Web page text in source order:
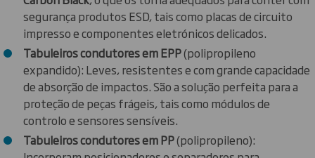
segurança produtos ESD, tais como placas de circuito
impresso e componentes eletrónicos delicados.
Tabuleiros condutores em EPP(polipropileno
expandido): Leves, resistentes e com grande capacidade
de absorção de impactos. São a solução perfeita para a
proteção de peças frágeis, tais como módulos de
controlo e sensores sensíveis.
Tabuleiros condutores em PP(polipropileno):